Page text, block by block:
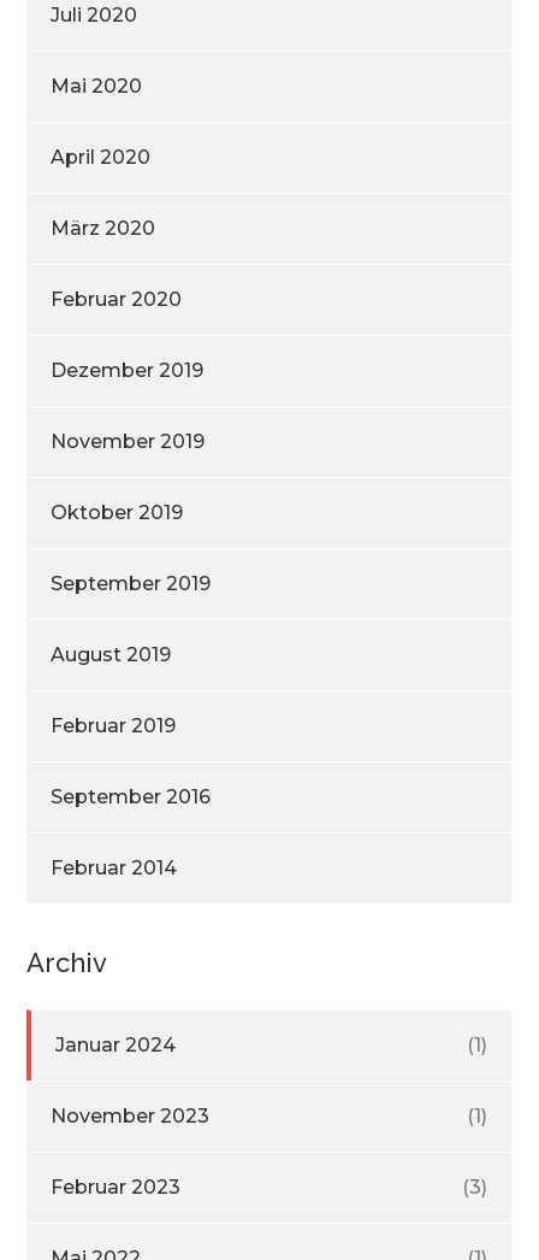
Juli 2020
Mai 2020
April 2020
März 2020
Februar 2020
Dezember 2019
November 2019
Oktober 2019
September 2019
August 2019
Februar 2019
September 2016
Februar 2014
Archiv
Januar 2024 (1)
November 2023 (1)
Februar 2023 (3)